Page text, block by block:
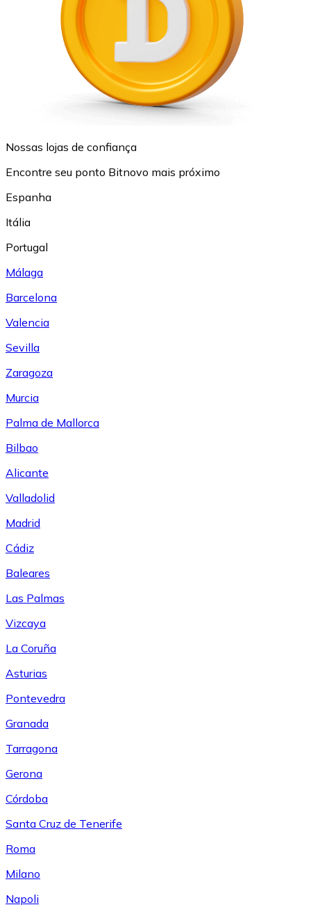
Nossas lojas de confiança
Encontre seu ponto Bitnovo mais próximo
Espanha
Itália
Portugal
Málaga
Barcelona
Valencia
Sevilla
Zaragoza
Murcia
Palma de Mallorca
Bilbao
Alicante
Valladolid
Madrid
Cádiz
Baleares
Las Palmas
Vizcaya
La Coruña
Asturias
Pontevedra
Granada
Tarragona
Gerona
Córdoba
Santa Cruz de Tenerife
Roma
Milano
Napoli